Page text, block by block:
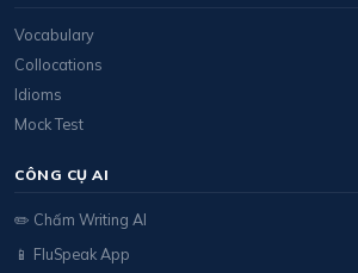
Vocabulary
Collocations
Idioms
Mock Test
CÔNG CỤ AI
✏️ Chấm Writing AI
📱 FluSpeak App